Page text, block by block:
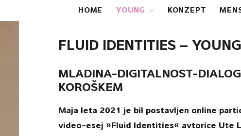
HOME YOUNG KONZEPT
FLUID IDENTITIES – YOUNG
MLADINA-DIGITALNOST-
KOROŠKEM
Maja leta 2021 je bil postavljen online
video-esej »Fluid Identities« avtorice Ute